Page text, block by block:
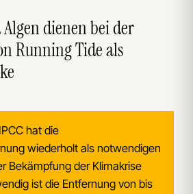
dienen bei der
Running Tide als
hat die
wiederholt als notwendigen
Bekämpfung der Klimakrise
ist die Entfernung von bis